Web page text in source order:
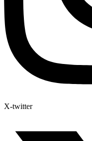
X-twitter